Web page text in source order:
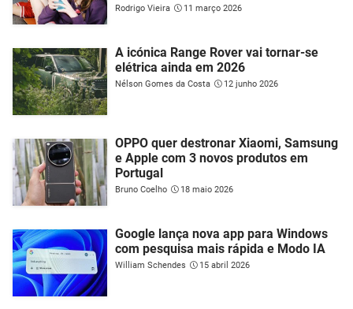
Rodrigo Vieira 11 março 2026
A icónica Range Rover vai tornar-se
elétrica ainda em 2026
Nélson Gomes da Costa 12 junho 2026
OPPO quer destronar Xiaomi, Samsung
e Apple com 3 novos produtos em
Portugal
Bruno Coelho 18 maio 2026
Google lança nova app para Windows
com pesquisa mais rápida e Modo IA
William Schendes 15 abril 2026